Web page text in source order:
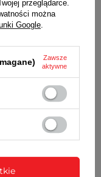
wymiany
przeglądarce.
można
Google.
Zawsze
aktywne